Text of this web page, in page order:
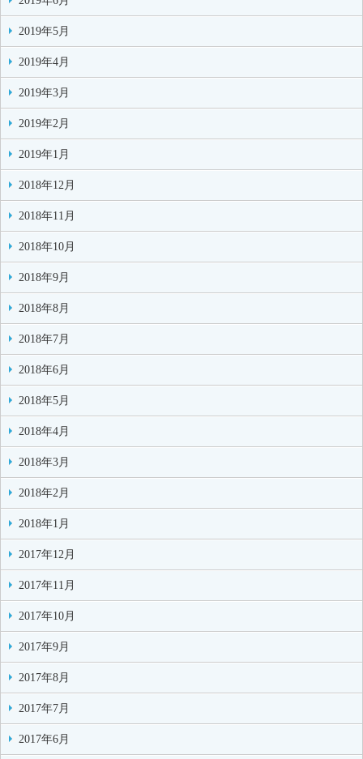
2019年5月
2019年4月
2019年3月
2019年2月
2019年1月
2018年12月
2018年11月
2018年10月
2018年9月
2018年8月
2018年7月
2018年6月
2018年5月
2018年4月
2018年3月
2018年2月
2018年1月
2017年12月
2017年11月
2017年10月
2017年9月
2017年8月
2017年7月
2017年6月